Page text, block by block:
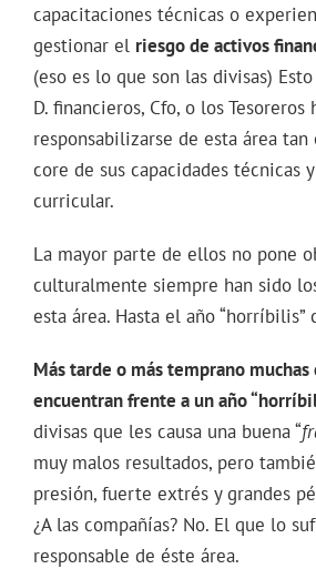
capacitaciones técnicas o
gestionar el riesgo de activos
(eso es lo que son las divisas)
D. financieros, Cfo, o los
responsabilizarse de esta área
core de sus capacidades técnicas
curricular.
La mayor parte de ellos no pone
culturalmente siempre han sido
esta área. Hasta el año “horríbilis”
Más tarde o más temprano muchas
encuentran frente a un año
divisas que les causa una buena “
muy malos resultados, pero
presión, fuerte extrés y grandes
¿A las compañías? No. El que lo
responsable de éste área.